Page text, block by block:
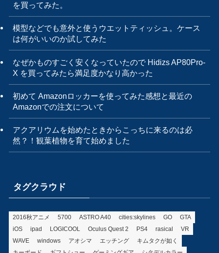
を買ってみた。
模型などでも意外と使うウエットティッシュ。ケース
は何がいいのか試してみた
なぜかものすごく安くなっていたので Hidizs AP80Pro-
X を買ってみたら満足度かなり高かった
初めて Amazonロッカーを使ってみた感想と最近の
Amazonでの注文について
アクアリウムを始めたときからこっちに来るのは必
然？！観葉植物を育て始めました
タグクラウド
2016秋アニメ 5700 ASTRO A40 cities:skylines GO
GTA
iOS
ipad LOGICOOL Oculus Quest 2 PS4 rasical
VR
WAVE
windows アオシマ エッチング
キムタクが如く